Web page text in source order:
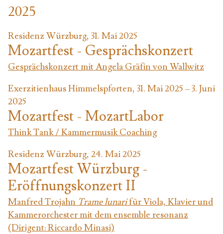
2025
Residenz Würzburg, 31. Mai 2025
Mozartfest - Gesprächskonzert
Gesprächskonzert mit Angela Gräfin von Wallwitz
Exerzitienhaus Himmelspforten, 31. Mai 2025 – 3. Juni
2025
Mozartfest - MozartLabor
Think Tank / Kammermusik Coaching
Residenz Würzburg, 24. Mai 2025
Mozartfest Würzburg -
Eröffnungskonzert II
Manfred Trojahn Trame lunarifür Viola, Klavier und
Kammerorchester mit dem ensemble resonanz
(Dirigent: Riccardo Minasi)